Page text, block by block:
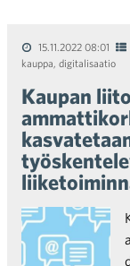
15.11.2022 08:01
kauppa, digitalisaatio
Kaupan